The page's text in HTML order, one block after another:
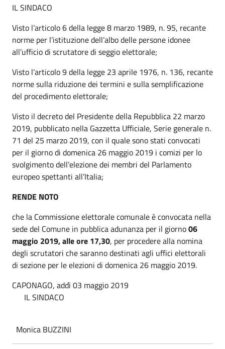
IL SINDACO
Visto l’articolo 6 della legge 8 marzo 1989, n. 95, recante
norme per l’istituzione dell’albo delle persone idonee
all’ufficio di scrutatore di seggio elettorale;
Visto l’articolo 9 della legge 23 aprile 1976, n. 136, recante
norme sulla riduzione dei termini e sulla semplificazione
del procedimento elettorale;
Visto il decreto del Presidente della Repubblica 22 marzo
2019, pubblicato nella Gazzetta Ufficiale, Serie generale n.
71 del 25 marzo 2019, con il quale sono stati convocati
per il giorno di domenica 26 maggio 2019 i comizi per lo
svolgimento dell’elezione dei membri del Parlamento
europeo spettanti all’Italia;
RENDE NOTO
che la Commissione elettorale comunale è convocata nella
sede del Comune in pubblica adunanza per il giorno06
maggio 2019, alle ore 17,30, per procedere alla nomina
degli scrutatori che saranno destinati agli uffici elettorali
di sezione per le elezioni di domenica 26 maggio 2019.
CAPONAGO, addì 03 maggio 2019
IL SINDACO
Monica BUZZINI